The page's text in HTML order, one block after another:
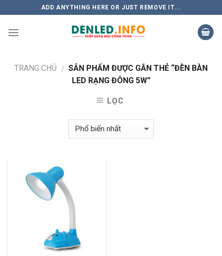
to
content
ADD ANYTHING HERE OR JUST REMOVE IT...
TRANG CHỦ / SẢN PHẨM ĐƯỢC GẮN THẺ “ĐÈN BÀN
LED RẠNG ĐÔNG 5W”
LỌC